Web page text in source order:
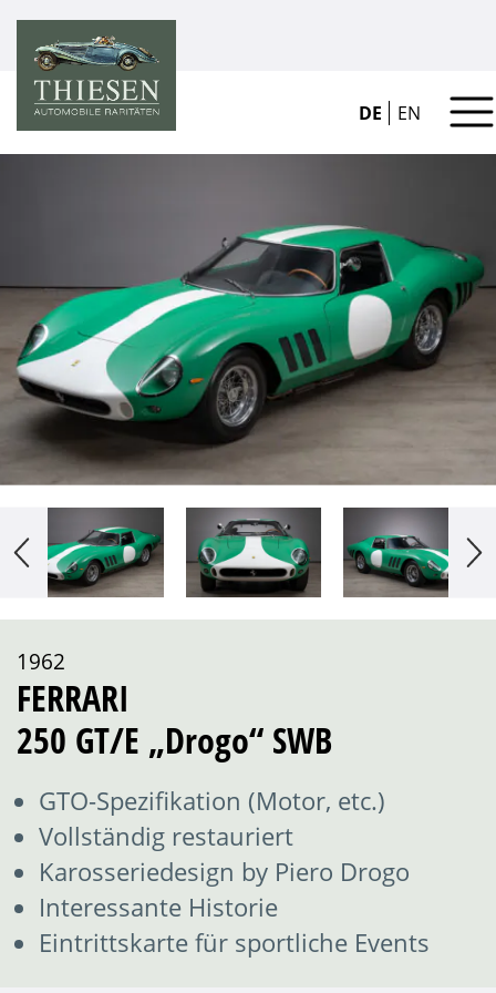
DE EN
1962
FERRARI
250 GT/E „Drogo“ SWB
GTO-Spezifikation (Motor, etc.)
Vollständig restauriert
Karosseriedesign by Piero Drogo
Interessante Historie
Eintrittskarte für sportliche Events